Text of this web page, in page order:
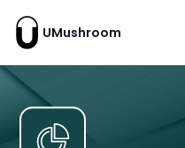
UMushroom